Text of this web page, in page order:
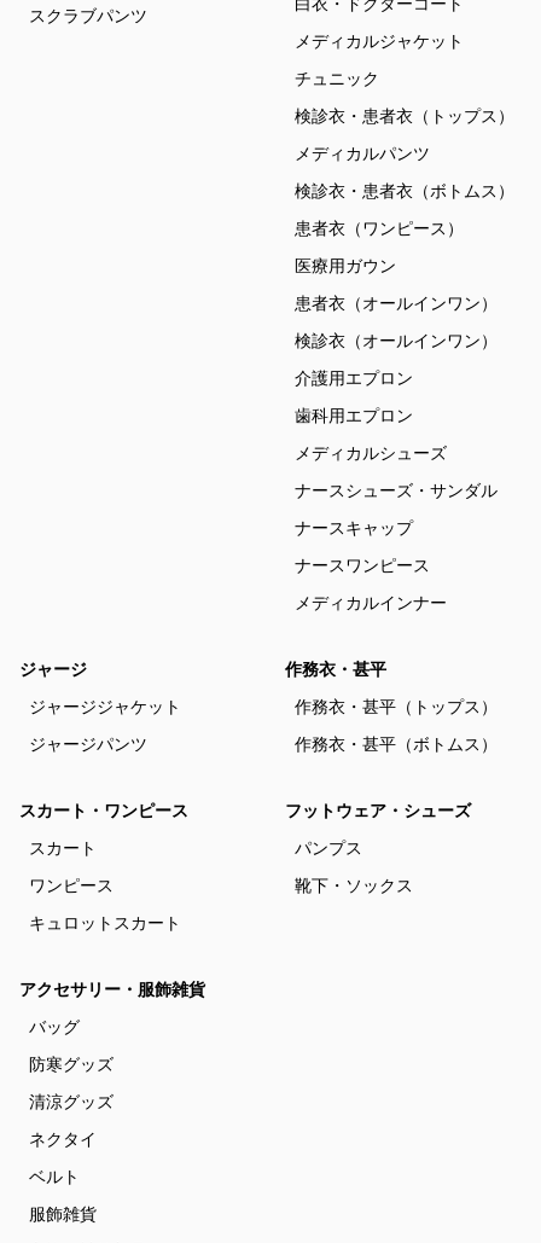
スクラブパンツ
メディカルジャケット
チュニック
検診衣・患者衣（トップス）
メディカルパンツ
検診衣・患者衣（ボトムス）
患者衣（ワンピース）
医療用ガウン
患者衣（オールインワン）
検診衣（オールインワン）
介護用エプロン
歯科用エプロン
メディカルシューズ
ナースシューズ・サンダル
ナースキャップ
ナースワンピース
メディカルインナー
ジャージ
ジャージジャケット
ジャージパンツ
作務衣・甚平
作務衣・甚平（トップス）
作務衣・甚平（ボトムス）
スカート・ワンピース
スカート
ワンピース
キュロットスカート
フットウェア・シューズ
パンプス
靴下・ソックス
アクセサリー・服飾雑貨
バッグ
防寒グッズ
清涼グッズ
ネクタイ
ベルト
服飾雑貨